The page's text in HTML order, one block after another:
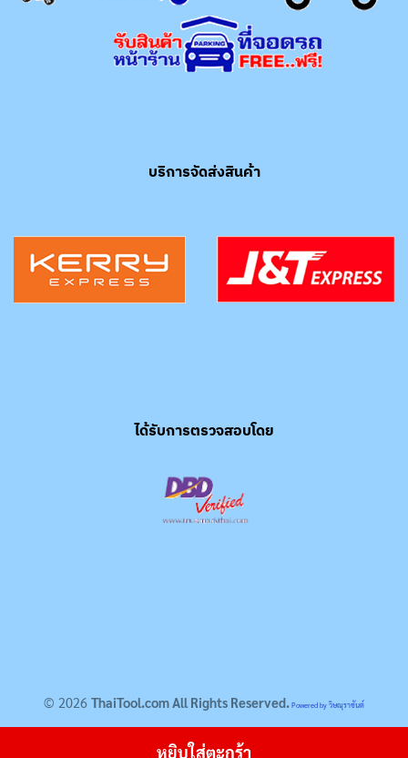
บริการจัดส่งสินค้า
ได้รับการตรวจสอบโดย
© 2026 ThaiTool.com All Rights Reserved.Powered by วิษณุราชันต์
หยิบใส่ตะกร้า